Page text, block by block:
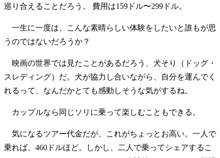
巡り合えることだろう。 費用は159ドル〜299ドル。
一生に一度は、こんな素晴らしい体験をしたいと誰もが思
うのではないだろうか？
映画の世界では見たことがあるだろう、犬そり（ドッグ・
スレディング）だ。犬が協力し合いながら、自分を運んでく
れるって、なんだかとても感動しそうな気がするね。
カップルなら同じソリに乗って楽しむこともできる。
気になるツアー代金だが、これがちょっとお高い。一人で
乗れば、460ドルほど。しかし、二人で乗ってシェアするこ